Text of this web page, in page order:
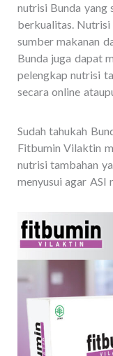
nutrisi Bunda yang
berkualitas.
sumber makanan
Bunda juga dapat
pelengkap nutrisi
secara online
Sudah tahukah
Fitbumin Vilaktin
nutrisi tambahan
menyusui agar ASI